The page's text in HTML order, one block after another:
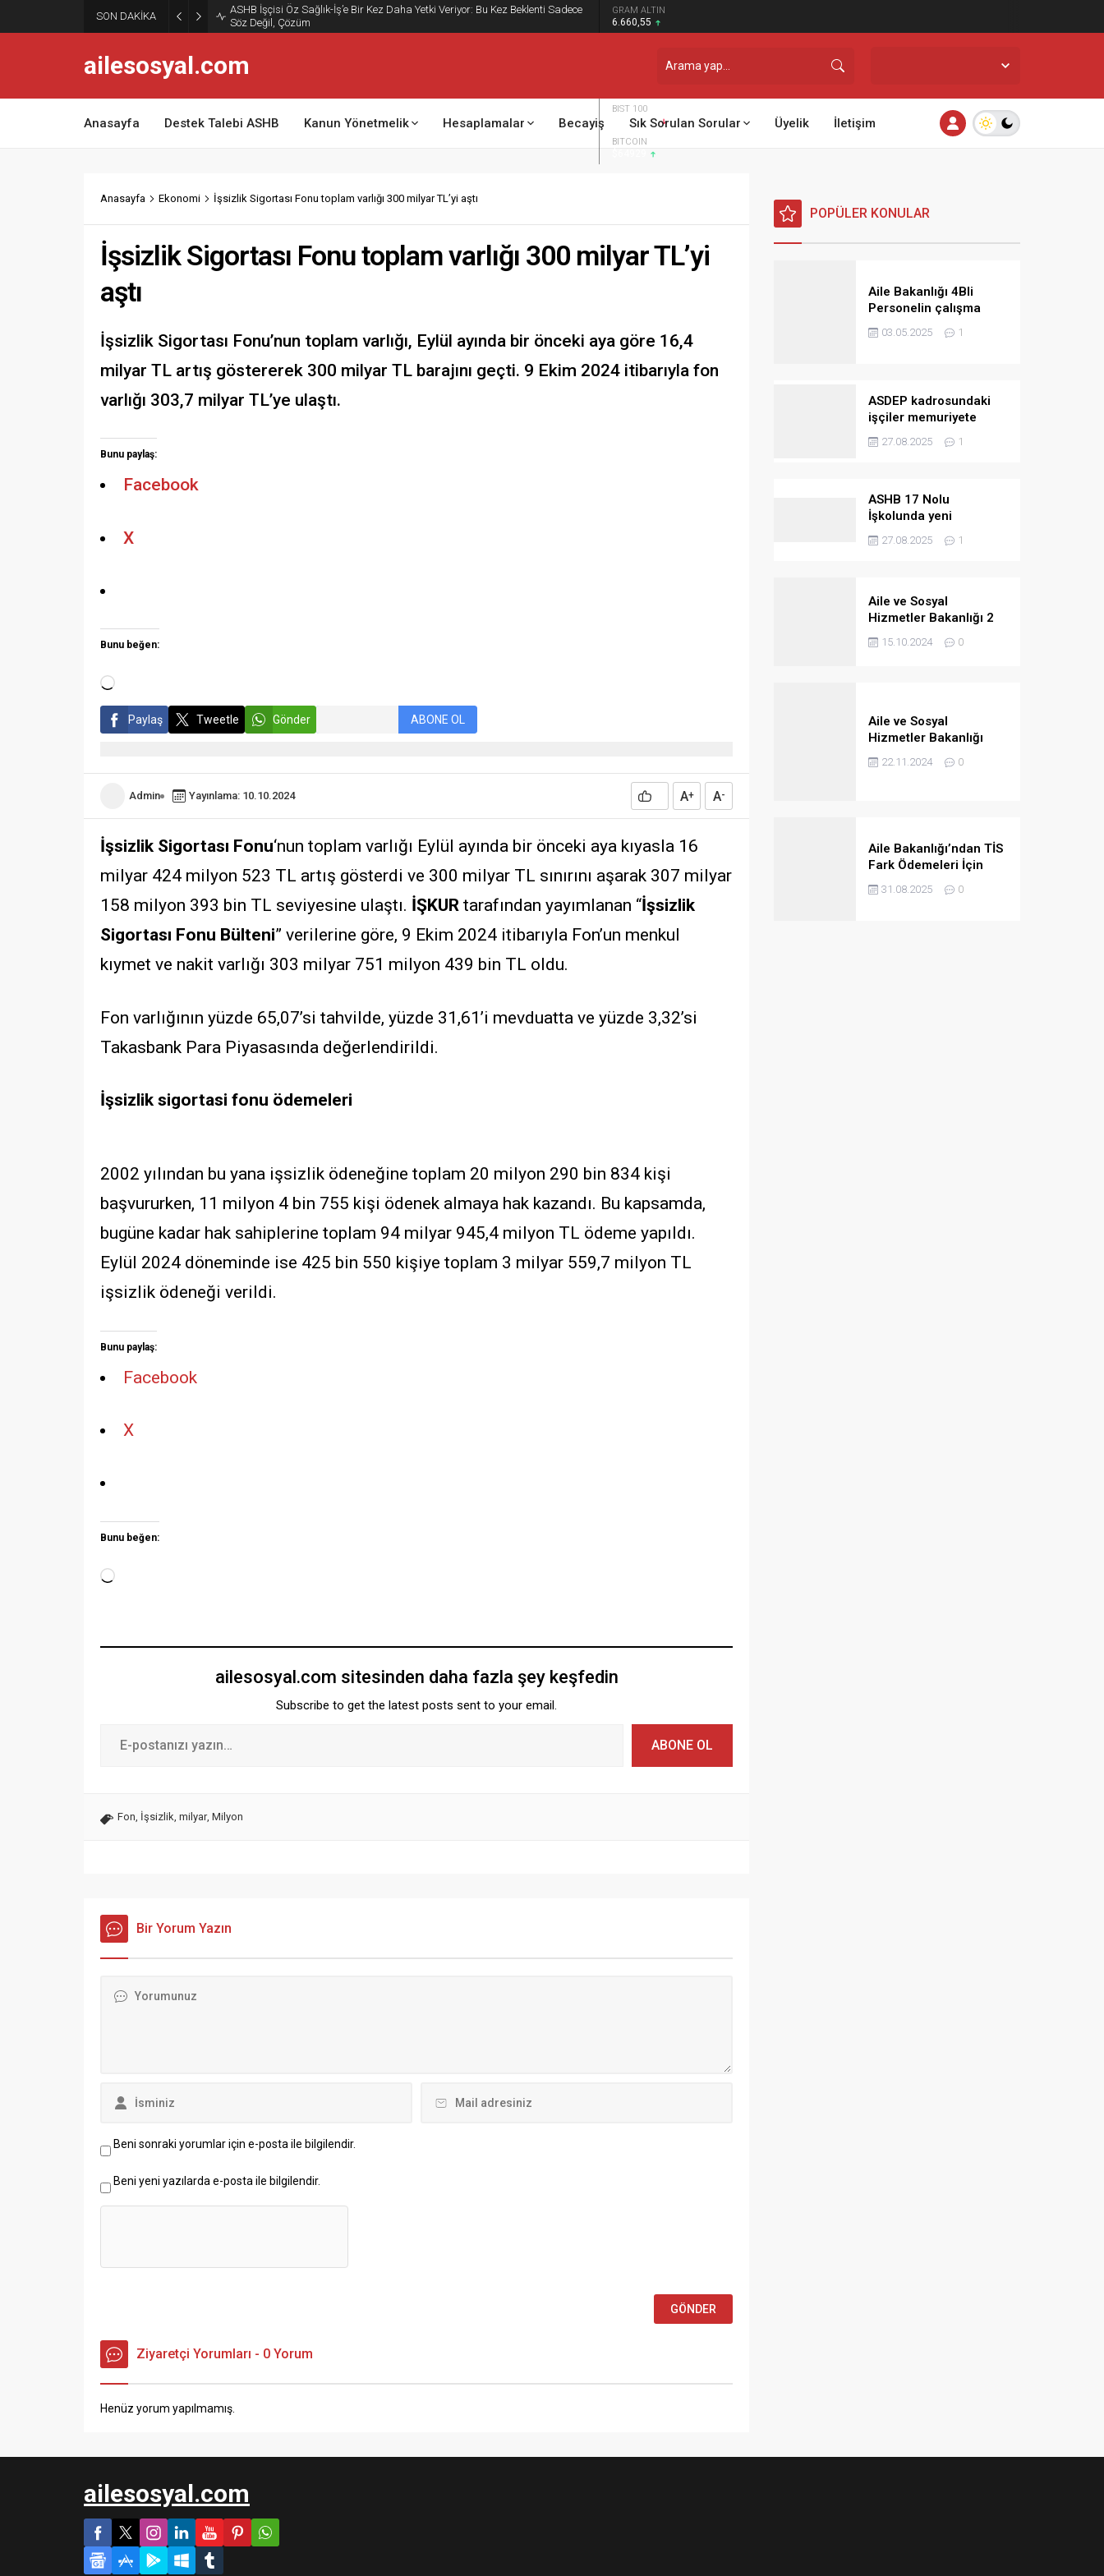
SON DAKİKA
ASHB İşçisi Öz Sağlık-İş’e Bir Kez Daha Yetki Veriyor: Bu Kez Beklenti Sadece
Söz Değil, Çözüm
GRAM ALTIN
6.660,55
BIST 100
13.779,39
BITCOIN
ailesosyal.com
Anasayfa Destek Talebi ASHB Kanun Yönetmelik Hesaplamalar Becayiş Sık Sorulan Sorular Üyelik İletişim
Anasayfa Ekonomi İşsizlik Sigortası Fonu toplam varlığı 300 milyar TL’yi aştı
İşsizlik Sigortası Fonu toplam varlığı 300 milyar TL’yi
aştı
İşsizlik Sigortası Fonu’nun toplam varlığı, Eylül ayında bir önceki aya göre 16,4
milyar TL artış göstererek 300 milyar TL barajını geçti. 9 Ekim 2024 itibarıyla fon
varlığı 303,7 milyar TL’ye ulaştı.
Bunu paylaş:
Facebook
X
Bunu beğen:
Paylaş Tweetle Gönder ABONE OL
Admin Yayınlama: 10.10.2024 A+ A-
İşsizlik Sigortası Fonu‘nun toplam varlığı Eylül ayında bir önceki aya kıyasla 16
milyar 424 milyon 523 TL artış gösterdi ve 300 milyar TL sınırını aşarak 307 milyar
158 milyon 393 bin TL seviyesine ulaştı. İŞKUR tarafından yayımlanan “İşsizlik
Sigortası Fonu Bülteni” verilerine göre, 9 Ekim 2024 itibarıyla Fon’un menkul
kıymet ve nakit varlığı 303 milyar 751 milyon 439 bin TL oldu.
Fon varlığının yüzde 65,07’si tahvilde, yüzde 31,61’i mevduatta ve yüzde 3,32’si
Takasbank Para Piyasasında değerlendirildi.
İşsizlik sigortasi fonu ödemeleri
2002 yılından bu yana işsizlik ödeneğine toplam 20 milyon 290 bin 834 kişi
başvururken, 11 milyon 4 bin 755 kişi ödenek almaya hak kazandı. Bu kapsamda,
bugüne kadar hak sahiplerine toplam 94 milyar 945,4 milyon TL ödeme yapıldı.
Eylül 2024 döneminde ise 425 bin 550 kişiye toplam 3 milyar 559,7 milyon TL
işsizlik ödeneği verildi.
Bunu paylaş:
Facebook
X
Bunu beğen:
ailesosyal.com sitesinden daha fazla şey keşfedin
Subscribe to get the latest posts sent to your email.
ABONE OL
Fon İşsizlik milyar, Milyon
Bir Yorum Yazın
Beni sonraki yorumlar için e-posta ile bilgilendir.
Beni yeni yazılarda e-posta ile bilgilendir.
Ziyaretçi Yorumları - 0 Yorum
Henüz yorum yapılmamış.
POPÜLER KONULAR
Aile Bakanlığı 4Bli
Personelin çalışma
saatlerine ilişkin görüş
ve talimat yayınladı
03.05.2025 1
ASDEP kadrosundaki
işçiler memuriyete
geçiriliyor
27.08.2025 1
ASHB 17 Nolu
İşkolunda yeni
kazanımlar
27.08.2025 1
Aile ve Sosyal
Hizmetler Bakanlığı 2
bin 390 personel
alacak
15.10.2024 0
Aile ve Sosyal
Hizmetler Bakanlığı
2024/4B Personel
Ataması Taban
22.11.2024 0
Aile Bakanlığı’ndan TİS
Fark Ödemeleri İçin
Kurumlara Önemli Uyarı
31.08.2025 0
ailesosyal.com